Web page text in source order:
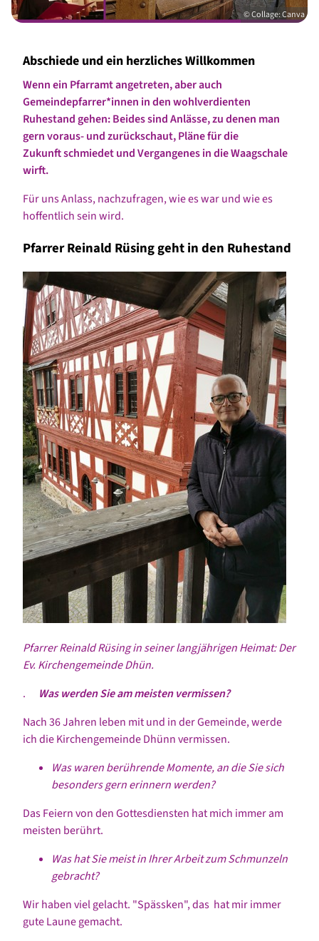
© Collage: Canva
Abschiede und ein herzliches Willkommen
Wenn ein Pfarramt angetreten, aber auch
Gemeindepfarrer*innen in den wohlverdienten
Ruhestand gehen: Beides sind Anlässe, zu denen man
gern voraus- und zurückschaut, Pläne für die
Zukunft schmiedet und Vergangenes in die Waagschale
wirft.
Für uns Anlass, nachzufragen, wie es war und wie es
hoffentlich sein wird.
Pfarrer Reinald Rüsing geht in den Ruhestand
Pfarrer Reinald Rüsing in seiner langjährigen Heimat: Der
Ev. Kirchengemeinde Dhün.
.
Was werden Sie am meisten vermissen?
Nach 36 Jahren leben mit und in der Gemeinde, werde
ich die Kirchengemeinde Dhünn vermissen.
Was waren berührende Momente, an die Sie sich
besonders gern erinnern werden?
Das Feiern von den Gottesdiensten hat mich immer am
meisten berührt.
Was hat Sie meist in Ihrer Arbeit zum Schmunzeln
gebracht?
Wir haben viel gelacht. "Spässken", das hat mir immer
gute Laune gemacht.